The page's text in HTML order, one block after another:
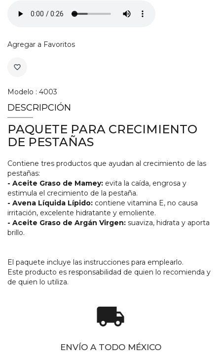
Agregar a Favoritos
favorite_border
Modelo : 4003
DESCRIPCIÓN
PAQUETE PARA CRECIMIENTO
DE PESTAÑAS
Contiene tres productos que ayudan al crecimiento de las
pestañas:
- Aceite Graso de Mamey: evita la caída, engrosa y
estimula el crecimiento de la pestaña.
- Avena Líquida Lípido: contiene vitamina E, no causa
irritación, excelente hidratante y emoliente.
- Aceite Graso de Argán Virgen: suaviza, hidrata y aporta
brillo.
El paquete incluye las instrucciones para emplearlo.
Este producto es responsabilidad de quien lo recomienda y
de quien lo utiliza.
local_shipping
ENVÍO A TODO MÉXICO